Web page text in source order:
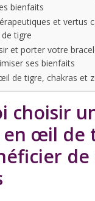
bienfaits
et vertus
tigre
et porter votre
ses bienfaits
de tigre, chakras et
choisir
en œil de
de